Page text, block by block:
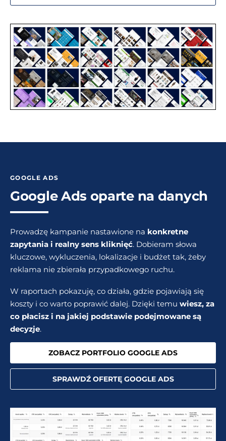
GOOGLE ADS
Google Ads oparte na danych
Prowadzę kampanie nastawione na konkretne
zapytania i realny sens kliknięć. Dobieram słowa
kluczowe, wykluczenia, lokalizacje i budżet tak, żeby
reklama nie zbierała przypadkowego ruchu.
W raportach pokazuję, co działa, gdzie pojawiają się
koszty i co warto poprawić dalej. Dzięki temu wiesz, za
co płacisz i na jakiej podstawie podejmowane są
decyzje.
ZOBACZ PORTFOLIO GOOGLE ADS
SPRAWDŹ OFERTĘ GOOGLE ADS